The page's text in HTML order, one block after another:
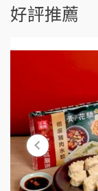
好評推薦